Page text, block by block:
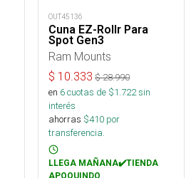
OUT45136
Cuna EZ-Rollr Para
Spot Gen3
Ram Mounts
$ 10.333 $28.990
en 6cuotas de $1.722sin
interés
ahorras $410 por
transferencia.
LLEGA MAÑANA✔️TIENDA
APOQUINDO